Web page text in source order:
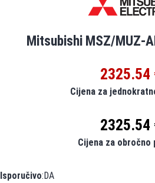
Mitsubishi MSZ/MUZ-
2325.54
Cijena za
2325.54
Cijena za obročno
Isporučivo:DA